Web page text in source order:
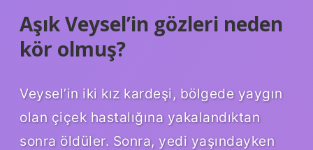
Aşık Veysel’in gözleri neden
kör olmuş?
Veysel’in iki kız kardeşi, bölgede yaygın
olan çiçek hastalığına yakalandıktan
sonra öldüler. Sonra, yedi yaşındayken